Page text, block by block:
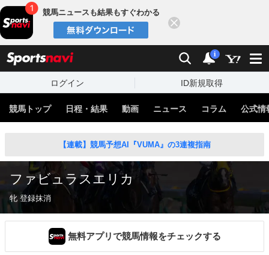
競馬ニュースも結果もすぐわかる
検索 通知
i
ログイン ID新規取得
競馬トップ 日程・結果 動画 ニュース コラム 公式情
【連載】競馬予想AI『VUMA』の3連複指南
ファビュラスエリカ
牝 登録抹消
無料アプリで競馬情報をチェックする